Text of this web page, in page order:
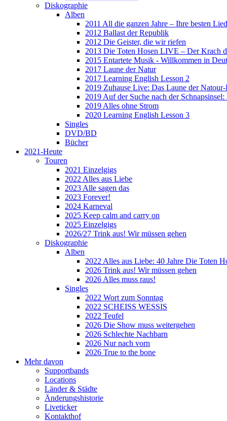
Diskographie
Alben
2011 All die ganzen Jahre – Ihre besten
2012 Ballast der Republik
2012 Die Geister, die wir riefen
2013 Die Toten Hosen LIVE – Der Krach
2015 Entartete Musik - Willkommen in
2017 Laune der Natur
2017 Learning English Lesson 2
2019 Zuhause Live: Das Laune der
2019 Auf der Suche nach der
2019 Alles ohne Strom
2020 Learning English Lesson 3
Singles
DVD/BD
Bücher
2021-Heute
Touren
2021 Einzelgigs
2022 Alles aus Liebe
2023 Alle sagen das
2023 Forever!
2024 Karneval
2025 Keep calm and carry on
2025 Einzelgigs
2026/27 Trink aus! Wir müssen gehen
Diskographie
Alben
2022 Alles aus Liebe: 40 Jahre Die Toten
2026 Trink aus! Wir müssen gehen
2026 Alles muss raus!
Singles
2022 Wort zum Sonntag
2022 SCHEISS WESSIS
2022 Teufel
2026 Die Show muss weitergehen
2026 Schlechte Nachbarn
2026 Nur nach vorn
2026 True to the bone
Mehr davon
Supportbands
Locations
Länder & Städte
Änderungshistorie
Liveticker
Kontakthof